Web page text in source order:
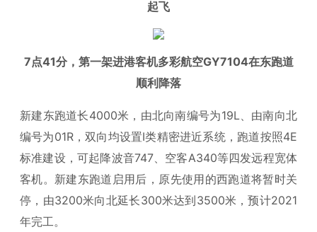
起飞
7点41分，第一架进港客机多彩航空GY7104在东跑道
顺利降落
新建东跑道长4000米，由北向南编号为19L、由南向北
编号为01R，双向均设置I类精密进近系统，跑道按照4E
标准建设，可起降波音747、空客A340等四发远程宽体
客机。新建东跑道启用后，原先使用的西跑道将暂时关
停，由3200米向北延长300米达到3500米，预计2021
年完工。